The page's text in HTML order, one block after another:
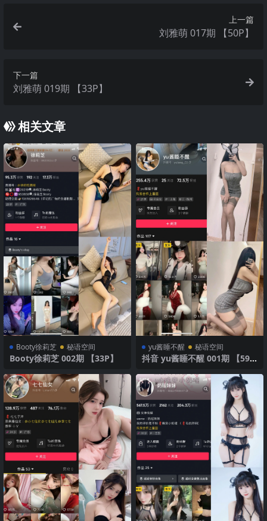
上一篇
刘雅萌 017期 【50P】
下一篇
刘雅萌 019期 【33P】
相关文章
Booty徐莉芝 秘语空间
Booty徐莉芝 002期 【33P】
yu酱睡不醒 秘语空间
抖音 yu酱睡不醒 001期 【59